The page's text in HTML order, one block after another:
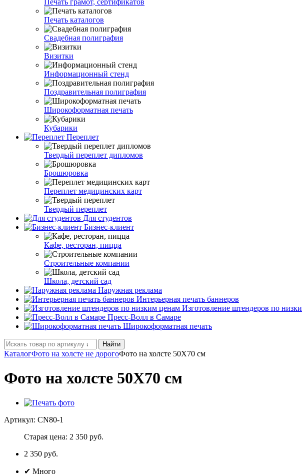
Печать каталогов
Свадебная полиграфия
Визитки
Информационный стенд
Поздравительная полиграфия
Широкоформатная печать
Кубарики
Переплет
Твердый переплет дипломов
Брошюровка
Переплет медицинских карт
Твердый переплет
Для студентов
Бизнес-клиент
Кафе, ресторан, пицца
Строительные компании
Школа, детский сад
Наружная реклама
Интерьерная печать баннеров
Изготовление штендеров по
Пресс-Волл в Самаре
Широкоформатная печать
Найти
КаталогФото на холсте не дорогоФото на холсте 50Х70 см
Фото на холсте 50Х70 см
Артикул: CN80-1
Старая цена: 2 350 руб.
2 350 руб.
✔ Много